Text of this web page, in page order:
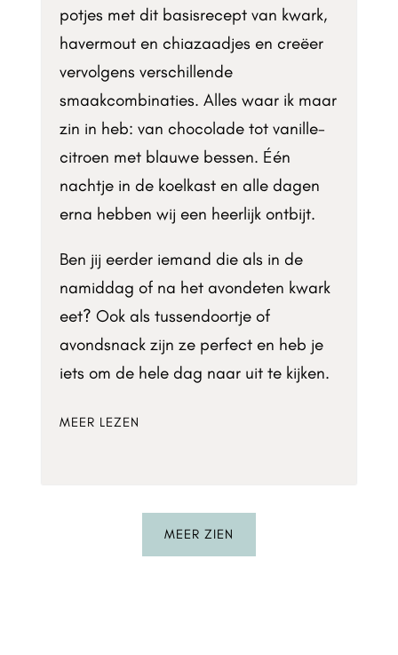
potjes met dit basisrecept van kwark,
havermout en chiazaadjes en creëer
vervolgens verschillende
smaakcombinaties. Alles waar ik maar
zin in heb: van chocolade tot vanille-
citroen met blauwe bessen. Één
nachtje in de koelkast en alle dagen
erna hebben wij een heerlijk ontbijt.
Ben jij eerder iemand die als in de
namiddag of na het avondeten kwark
eet? Ook als tussendoortje of
avondsnack zijn ze perfect en heb je
iets om de hele dag naar uit te kijken.
MEER LEZEN
MEER ZIEN